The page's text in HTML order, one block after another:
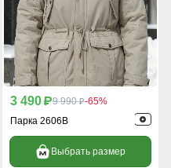
3 490 p9 990 p-65%
Парка 2606B
Выбрать размер